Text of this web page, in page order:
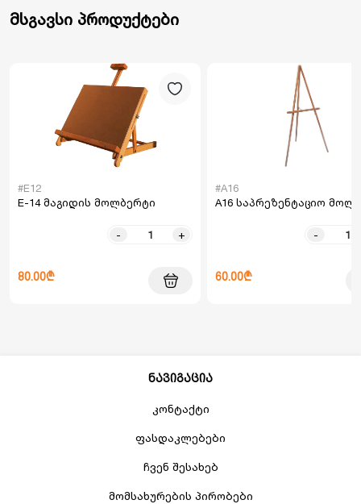
მსგავსი პროდუქტები
#E12
E-14 მაგიდის მოლბერტი
- +
80.00₾
#A16
A16 საპრეზენტაციო
-
60.00₾
ნავიგაცია
კონტაქტი
ფასდაკლებები
ჩვენ შესახებ
მომსახურების პირობები